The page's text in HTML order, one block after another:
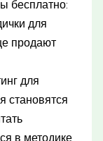
бесплатно:
для
продают
для
становятся
в методике